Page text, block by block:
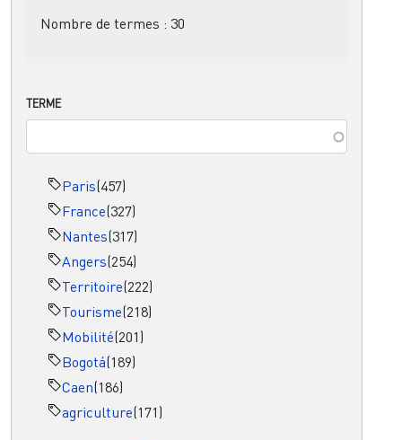
Nombre de termes : 30
TERME
Paris(457)
France(327)
Nantes(317)
Angers(254)
Territoire(222)
Tourisme(218)
Mobilité(201)
Bogotá(189)
Caen(186)
agriculture(171)